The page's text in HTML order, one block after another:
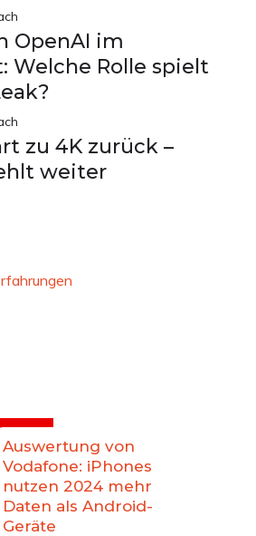
OpenAI im
Welche Rolle spielt
zu 4K zurück –
weiter
Auswertung von
Vodafone: iPhones
nutzen 2024 mehr
Daten als Android-
Geräte